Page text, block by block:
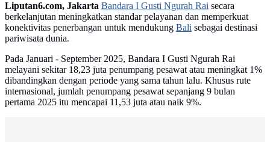
Liputan6.com, Jakarta Bandara I Gusti Ngurah Rai secara
berkelanjutan meningkatkan standar pelayanan dan memperkuat
konektivitas penerbangan untuk mendukung Bali sebagai destinasi
pariwisata dunia.
Pada Januari - September 2025, Bandara I Gusti Ngurah Rai
melayani sekitar 18,23 juta penumpang pesawat atau meningkat 1%
dibandingkan dengan periode yang sama tahun lalu. Khusus rute
internasional, jumlah penumpang pesawat sepanjang 9 bulan
pertama 2025 itu mencapai 11,53 juta atau naik 9%.